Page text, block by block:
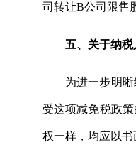
司转让B公司限售
五、关于纳
为进一步明
受这项减免税政
权一样，均应以